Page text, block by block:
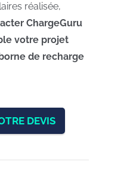
réalisée,
ChargeGuru
votre projet
de recharge
DEVIS